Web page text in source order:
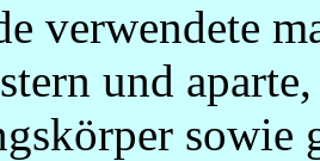
verwendete
und
sowie